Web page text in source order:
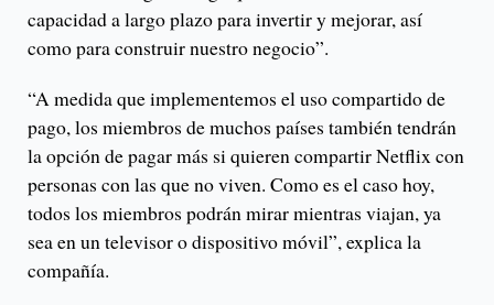
capacidad a largo plazo para invertir y mejorar, así
como para construir nuestro negocio”.
“A medida que implementemos el uso compartido de
pago, los miembros de muchos países también tendrán
la opción de pagar más si quieren compartir Netflix con
personas con las que no viven. Como es el caso hoy,
todos los miembros podrán mirar mientras viajan, ya
sea en un televisor o dispositivo móvil”, explica la
compañía.